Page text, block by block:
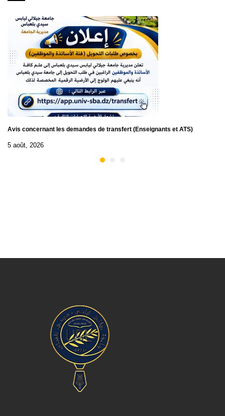
Avis concernant les demandes de transfert (Enseignants et ATS)
5 août, 2026